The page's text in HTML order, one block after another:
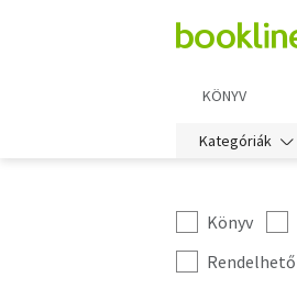
KÖNYV
Kategóriák
Kategória
szűrés
Könyv
További
szűrők
Rendelhető